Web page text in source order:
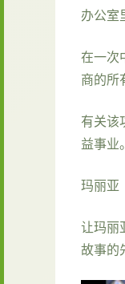
办公室
在一次
商的所
有关该
益事业。
玛丽亚
让玛丽
故事的